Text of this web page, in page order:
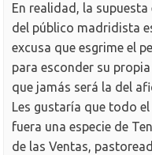
En realidad, la supuesta
del público madridista
excusa que esgrime el
para esconder su
que jamás será la del
Les gustaría que todo el
fuera una especie de
de las Ventas,